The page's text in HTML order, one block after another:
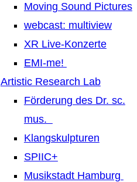
Moving Sound Pictures
webcast: multiview
XR Live-Konzerte
EMI-me!
Artistic Research Lab
Förderung des Dr. sc.
mus.
Klangskulpturen
SPIIC+
Musikstadt Hamburg